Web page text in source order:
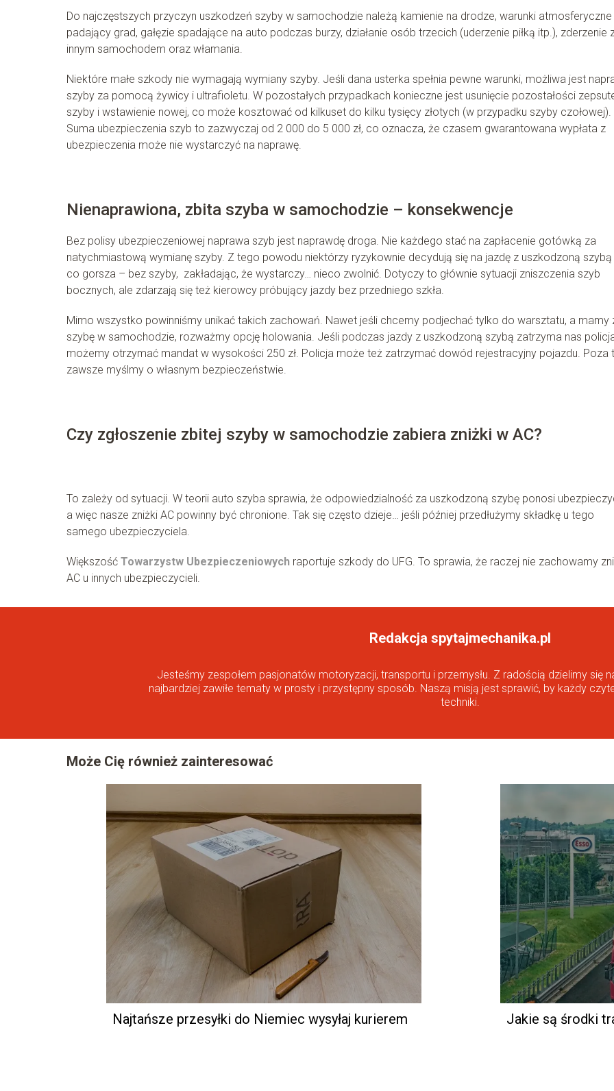
Do najczęstszych przyczyn uszkodzeń szyby w samochodzie należą kamienie na drodze, warunki atmosferyczne
padający grad, gałęzie spadające na auto podczas burzy, działanie osób trzecich (uderzenie piłką itp.), zderzenie
innym samochodem oraz włamania.
Niektóre małe szkody nie wymagają wymiany szyby. Jeśli dana usterka spełnia pewne warunki, możliwa jest
szyby za pomocą żywicy i ultrafioletu. W pozostałych przypadkach konieczne jest usunięcie pozostałości
szyby i wstawienie nowej, co może kosztować od kilkuset do kilku tysięcy złotych (w przypadku szyby czołowej).
Suma ubezpieczenia szyb to zazwyczaj od 2 000 do 5 000 zł, co oznacza, że czasem gwarantowana wypłata z
ubezpieczenia może nie wystarczyć na naprawę.
Nienaprawiona, zbita szyba w samochodzie – konsekwencje
Bez polisy ubezpieczeniowej naprawa szyb jest naprawdę droga. Nie każdego stać na zapłacenie gotówką za
natychmiastową wymianę szyby. Z tego powodu niektórzy ryzykownie decydują się na jazdę z uszkodzoną szybą
co gorsza – bez szyby, zakładając, że wystarczy… nieco zwolnić. Dotyczy to głównie sytuacji zniszczenia szyb
bocznych, ale zdarzają się też kierowcy próbujący jazdy bez przedniego szkła.
Mimo wszystko powinniśmy unikać takich zachowań. Nawet jeśli chcemy podjechać tylko do warsztatu, a mamy
szybę w samochodzie, rozważmy opcję holowania. Jeśli podczas jazdy z uszkodzoną szybą zatrzyma nas
możemy otrzymać mandat w wysokości 250 zł. Policja może też zatrzymać dowód rejestracyjny pojazdu. Poza
zawsze myślmy o własnym bezpieczeństwie.
Czy zgłoszenie zbitej szyby w samochodzie zabiera zniżki w AC?
To zależy od sytuacji. W teorii auto szyba sprawia, że odpowiedzialność za uszkodzoną szybę ponosi
a więc nasze zniżki AC powinny być chronione. Tak się często dzieje… jeśli później przedłużymy składkę u tego
samego ubezpieczyciela.
Większość Towarzystw Ubezpieczeniowych raportuje szkody do UFG. To sprawia, że raczej nie zachowamy
AC u innych ubezpieczycieli.
Redakcja spytajmechanika.pl
Jesteśmy zespołem pasjonatów motoryzacji, transportu i przemysłu. Z radością dzielimy się
najbardziej zawiłe tematy w prosty i przystępny sposób. Naszą misją jest sprawić, by każdy
techniki.
Może Cię również zainteresować
Najtańsze przesyłki do Niemiec wysyłaj kurierem Jakie są środki